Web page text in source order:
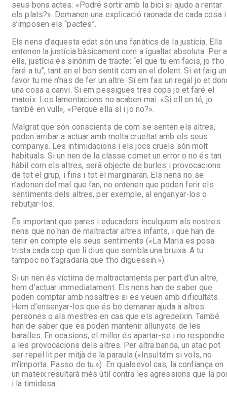
seus bons actes: «Podré sortir amb la bici si ajudo a rentar
els plats?». Demanen una explicació raonada de cada cosa i
s’imposen els “pactes”.
Els nens d’aquesta edat són uns fanàtics de la justícia. Ells
entenen la justícia bàsicament com a igualtat absoluta. Per a
ells, justícia és sinònim de tracte: “el que tu em facis, jo t’ho
faré a tu”, tant en el bon sentit com en el dolent. Si et faig un
favor tu me n’has de fer un altre. Si em fas un regal jo et
una cosa a canvi. Si em pessigues tres cops jo et faré el
mateix. Les lamentacions no acaben mai: «Si ell en té, jo
també en vull», «Perquè ella sí i jo no?».
Malgrat que són conscients de com se senten els altres,
poden arribar a actuar amb molta crueltat amb els seus
companys. Les intimidacions i els jocs cruels són molt
habituals. Si un nen de la classe comet un error o no és tan
hàbil com els altres, serà objecte de burles i provocacions
de tot el grup, i fins i tot el marginaran. Els nens no se
n’adonen del mal que fan, no entenen que poden ferir els
sentiments dels altres, per exemple, al enganyar-los o
rebutjar-los.
És important que pares i educadors inculquem als nostres
nens que no han de maltractar altres infants, i que han de
tenir en compte els seus sentiments («La Maria es posa
trista cada cop que li dius que sembla una bruixa. A tu
tampoc no t’agradaria que t’ho diguessin.»).
Si un nen és víctima de maltractaments per part d’un altre,
hem d’actuar immediatament. Els nens han de saber que
poden comptar amb nosaltres si es veuen amb dificultats.
Hem d’ensenyar-los que és bo demanar ajuda a altres
persones o als mestres en cas que els agredeixin. També
han de saber que es poden mantenir allunyats de les
baralles. En ocasions, el millor és apartar-se i no respondre
a les provocacions dels altres. Per altra banda, un atac pot
ser repel·lit per mitjà de la paraula («Insulta’m si vols, no
m’importa. Passo de tu.»). En qualsevol cas, la confiança en
un mateix resultarà més útil contra les agressions que la
i la timidesa.